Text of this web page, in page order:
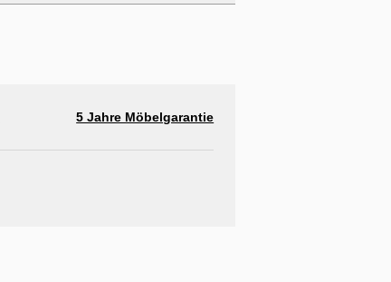
5 Jahre Möbelgarantie